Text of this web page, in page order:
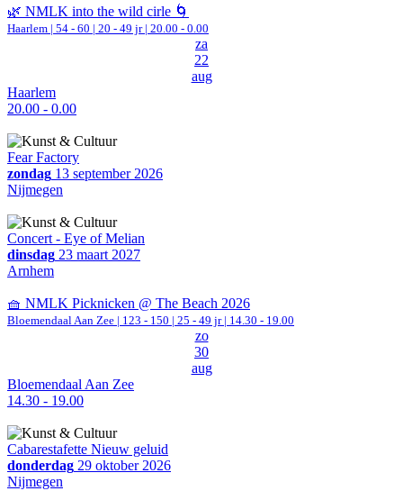
🌿 NMLK into the wild cirle 🌀
Haarlem | 54 - 60 | 20 - 49 jr | 20.00 - 0.00
za
22
aug
Haarlem
20.00 - 0.00
Fear Factory
zondag 13 september 2026
Nijmegen
Concert - Eye of Melian
dinsdag 23 maart 2027
Arnhem
🧺 NMLK Picknicken @ The Beach 2026
Bloemendaal Aan Zee | 123 - 150 | 25 - 49 jr | 14.30 - 19.00
zo
30
aug
Bloemendaal Aan Zee
14.30 - 19.00
Cabarestafette Nieuw geluid
donderdag 29 oktober 2026
Nijmegen